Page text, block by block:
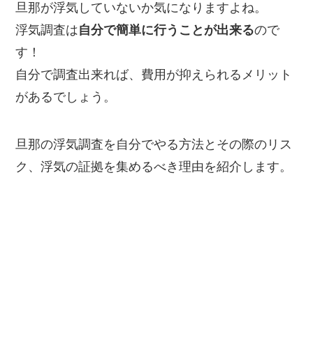
旦那が浮気していないか気になりますよね。
浮気調査は自分で簡単に行うことが出来るので
す！
自分で調査出来れば、費用が抑えられるメリット
があるでしょう。
旦那の浮気調査を自分でやる方法とその際のリス
ク、浮気の証拠を集めるべき理由を紹介します。